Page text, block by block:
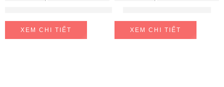
XEM CHI TIẾT XEM CHI TIẾT